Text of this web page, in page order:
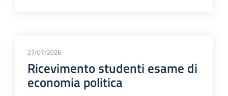
27/07/2026
Ricevimento studenti esame di
economia politica